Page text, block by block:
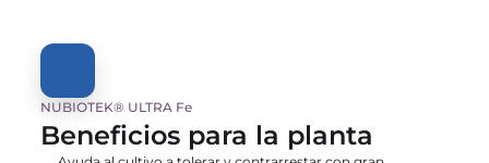
NUBIOTEK® ULTRA Fe
Beneficios para la planta